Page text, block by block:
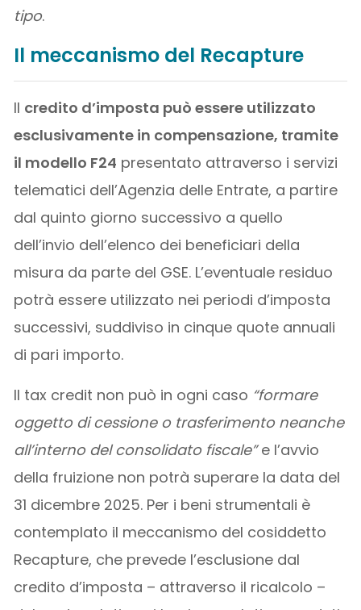
tipo.
Il meccanismo del Recapture
Il credito d’imposta può essere utilizzato
esclusivamente in compensazione, tramite
il modello F24 presentato attraverso i servizi
telematici dell’Agenzia delle Entrate, a partire
dal quinto giorno successivo a quello
dell’invio dell’elenco dei beneficiari della
misura da parte del GSE. L’eventuale residuo
potrà essere utilizzato nei periodi d’imposta
successivi, suddiviso in cinque quote annuali
di pari importo.
Il tax credit non può in ogni caso “formare
oggetto di cessione o trasferimento neanche
all’interno del consolidato fiscale”e l’avvio
della fruizione non potrà superare la data del
31 dicembre 2025. Per i beni strumentali è
contemplato il meccanismo del cosiddetto
Recapture, che prevede l’esclusione dal
credito d’imposta – attraverso il ricalcolo –